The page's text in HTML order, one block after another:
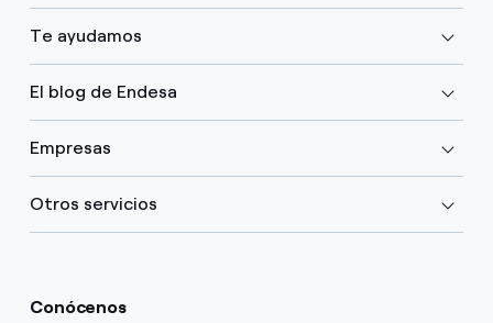
Te ayudamos
El blog de Endesa
Empresas
Otros servicios
Conócenos